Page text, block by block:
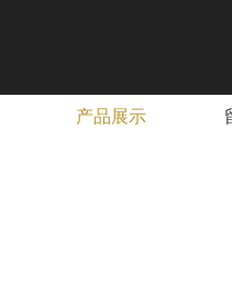
产品展示